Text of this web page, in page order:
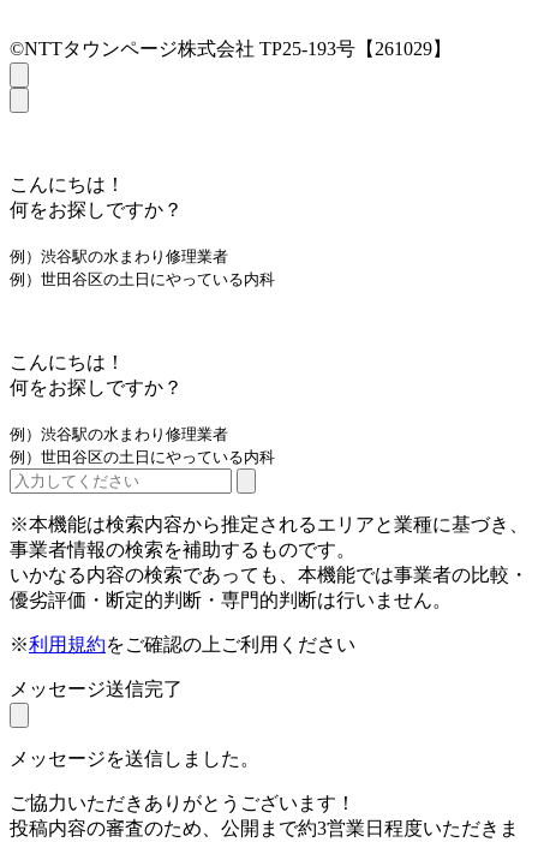
©NTTタウンページ株式会社 TP25-193号【261029】
こんにちは！
何をお探しですか？
例）渋谷駅の水まわり修理業者
例）世田谷区の土日にやっている内科
こんにちは！
何をお探しですか？
例）渋谷駅の水まわり修理業者
例）世田谷区の土日にやっている内科
※本機能は検索内容から推定されるエリアと業種に基づき、
事業者情報の検索を補助するものです。
いかなる内容の検索であっても、本機能では事業者の比較・
優劣評価・断定的判断・専門的判断は行いません。
※利用規約をご確認の上ご利用ください
メッセージ送信完了
メッセージを送信しました。
ご協力いただきありがとうございます！
投稿内容の審査のため、公開まで約3営業日程度いただきま